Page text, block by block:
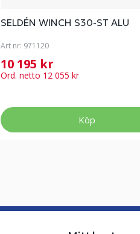
SELDÉN WINCH S30-ST ALU
Art nr: 971120
10 195 kr
Ord. netto 12 055 kr
Köp